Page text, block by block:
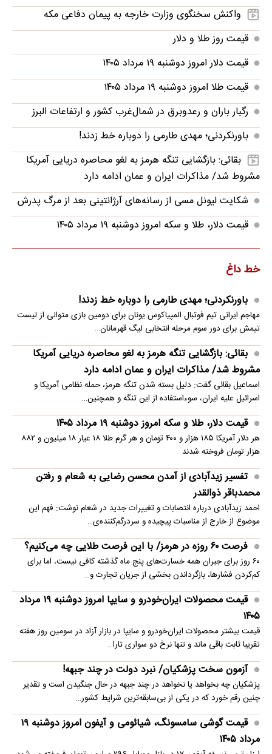
واکنش سخنگوی وزارت خارجه به پیمان دفاعی مکه
قیمت روز طلا و دلار
قیمت دلار امروز دوشنبه ۱۹ مرداد ۱۴۰۵
قیمت طلا امروز دوشنبه ۱۹ مرداد ۱۴۰۵
رگبار باران و رعدوبرق در شمال‌غرب کشور و ارتفاعات البرز
باورنکردنی؛ مهدی طارمی را دوباره خط زدند!
بقائی: بازگشایی تنگه هرمز به لغو محاصره دریایی آمریکا
مشروط شد/ مذاکرات ایران و عمان ادامه دارد
شکایت لیونل مسی از رسانه‌های آرژانتینی بعد از مرگ پدرش
قیمت دلار، طلا و سکه امروز دوشنبه ۱۹ مرداد ۱۴۰۵
خط داغ
باورنکردنی؛ مهدی طارمی را دوباره خط زدند!
مهاجم ایرانی تیم فوتبال المپیاکوس یونان برای دومین بازی متوالی از لیست
تیمش برای دور سوم مرحله انتخابی لیگ قهرمانان…
بقائی: بازگشایی تنگه هرمز به لغو محاصره دریایی آمریکا
مشروط شد/ مذاکرات ایران و عمان ادامه دارد
اسماعیل بقائی گفت: دلیل بسته شدن تنگه هرمز، حمله نظامی آمریکا و
اسرائیل علیه ایران، سوءاستفاده از این تنگه و همچنین…
قیمت دلار، طلا و سکه امروز دوشنبه ۱۹ مرداد ۱۴۰۵
هر دلار آمریکا ۱۸۵ هزار و ۴۰۰ تومان و هر گرم طلا ۱۸ عیار ۱۸ میلیون و ۸۸۲
هزار تومان فروخته شدند
تفسیر زیدآبادی از آمدن محسن رضایی به شعام و رفتن
محمدباقر ذوالقدر
احمد زیدآبادی درباره انتصابات و تغییرات جدید در شعام نوشت: فهم این
موضوع از خارج از مناسبات پیچیده و سردرگم‌کننده‌ی…
فرصت ۶۰ روزه در هرمز/ با این فرصت طلایی چه می‌کنیم؟
۶۰ روز برای جبران همه خسارت‌های پنج ماه گذشته کافی نیست، اما برای
کم‌کردن فشارها، بازگرداندن بخشی از جریان تجارت و…
قیمت محصولات ایران‌خودرو و سایپا امروز دوشنبه ۱۹ مرداد
۱۴۰۵
قیمت بیشتر محصولات ایران‌خودرو و سایپا در بازار آزاد در سومین روز هفته
تقریبا ثابت باقی ماند و تنها نرخ دو سواری تارا…
آزمون سخت پزشکیان/ نبرد دولت در چند جبهه!
پزشکیان چه بخواهد یا نخواهد در چند جبهه در حال جنگیدن است و تقدیر
چنین رقم خورد که در یکی از بی‌سابقه‌ترین شرایط کشور…
قیمت گوشی سامسونگ، شیائومی و آیفون امروز دوشنبه ۱۹
مرداد ۱۴۰۵